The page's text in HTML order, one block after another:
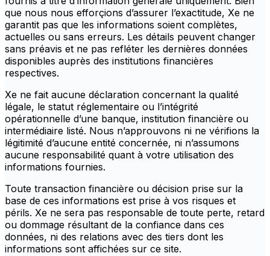
que nous nous efforçions d’assurer l’exactitude, Xe ne
garantit pas que les informations soient complètes,
actuelles ou sans erreurs. Les détails peuvent changer
sans préavis et ne pas refléter les dernières données
disponibles auprès des institutions financières
respectives.
Xe ne fait aucune déclaration concernant la qualité
légale, le statut réglementaire ou l’intégrité
opérationnelle d’une banque, institution financière ou
intermédiaire listé. Nous n’approuvons ni ne vérifions la
légitimité d’aucune entité concernée, ni n’assumons
aucune responsabilité quant à votre utilisation des
informations fournies.
Toute transaction financière ou décision prise sur la
base de ces informations est prise à vos risques et
périls. Xe ne sera pas responsable de toute perte, retard
ou dommage résultant de la confiance dans ces
données, ni des relations avec des tiers dont les
informations sont affichées sur ce site.